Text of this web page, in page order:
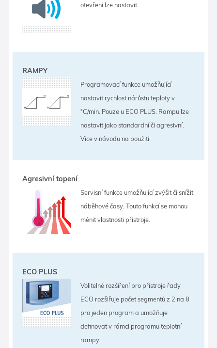
otevření lze nastavit.
RAMPY
Programovací funkce umožňující
nastavit rychlost nárůstu teploty v
°C/min. Pouze u ECO PLUS. Rampu lze
nastavit jako standardní či agresivní.
Více v návodu na použití.
Agresivní topení
Servisní funkce umožňující zvýšit či snížit
náběhové časy. Touto funkcí se mohou
měnit vlastnosti přístroje.
ECO PLUS
Volitelné rozšíření pro přístroje řady
ECO rozšiřuje počet segmentů z 2 na 8
pro jeden program a umožňuje
definovat v rámci programu teplotní
rampy.